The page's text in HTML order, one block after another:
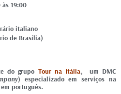
às 19:00
italiano
de Brasília)
do grupo Tour na Itália, um DMC
) especializado em serviços na
português.